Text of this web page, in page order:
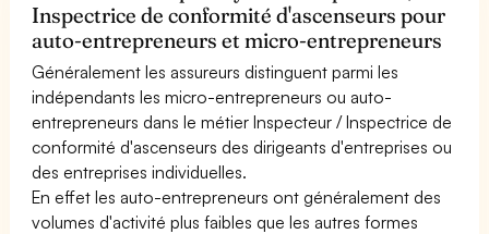
Inspectrice de conformité d'ascenseurs pour
auto-entrepreneurs et micro-entrepreneurs
Généralement les assureurs distinguent parmi les
indépendants les micro-entrepreneurs ou auto-
entrepreneurs dans le métier Inspecteur / Inspectrice de
conformité d'ascenseurs des dirigeants d'entreprises ou
des entreprises individuelles.
En effet les auto-entrepreneurs ont généralement des
volumes d'activité plus faibles que les autres formes